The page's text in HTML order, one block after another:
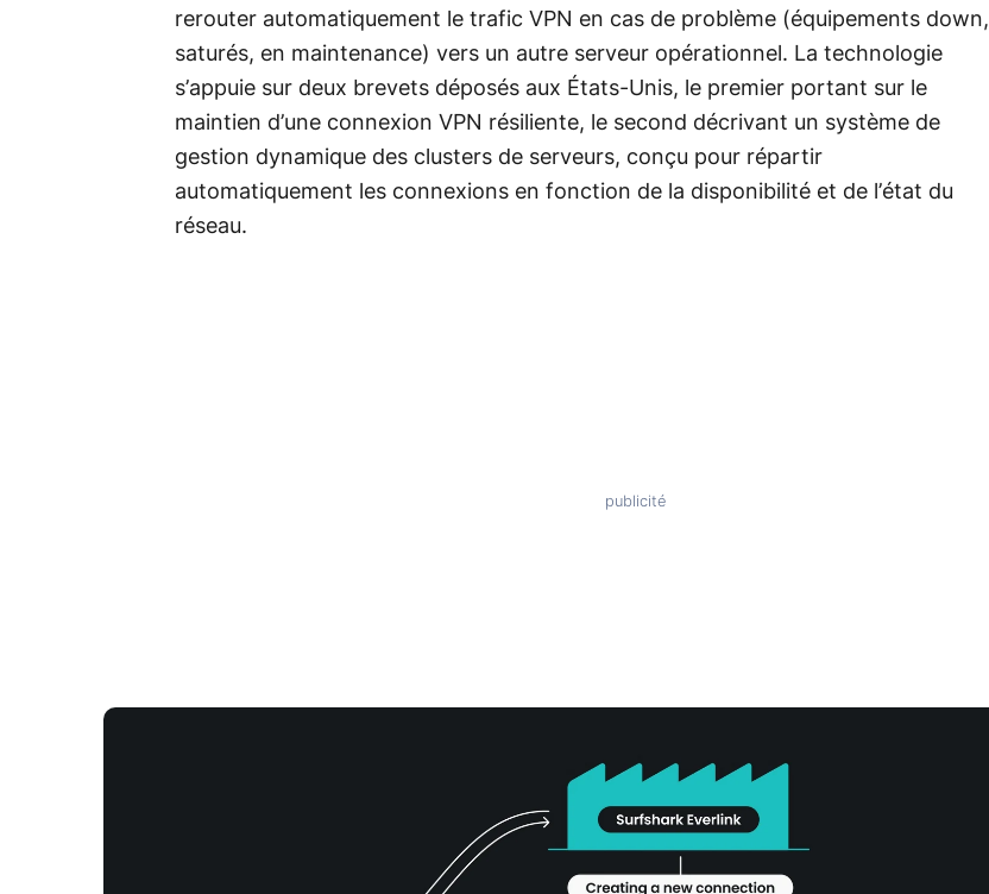
rerouter automatiquement le trafic VPN en cas de problème (équipements down,
saturés, en maintenance) vers un autre serveur opérationnel. La technologie
s’appuie sur deux brevets déposés aux États-Unis, le premier portant sur le
maintien d’une connexion VPN résiliente, le second décrivant un système de
gestion dynamique des clusters de serveurs, conçu pour répartir
automatiquement les connexions en fonction de la disponibilité et de l’état du
réseau.